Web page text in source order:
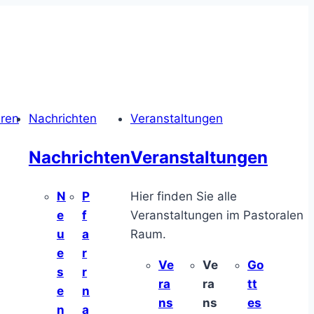
Nachrichten
Nachrichten
N
e
u
e
s
e
n
P
f
a
r
r
n
a
Veranstaltungen
Veranstaltungen
Hier finden Sie alle
Veranstaltungen im Pastoralen
Raum.
Ve
ra
ns
Ve
ra
ns
Go
tt
es